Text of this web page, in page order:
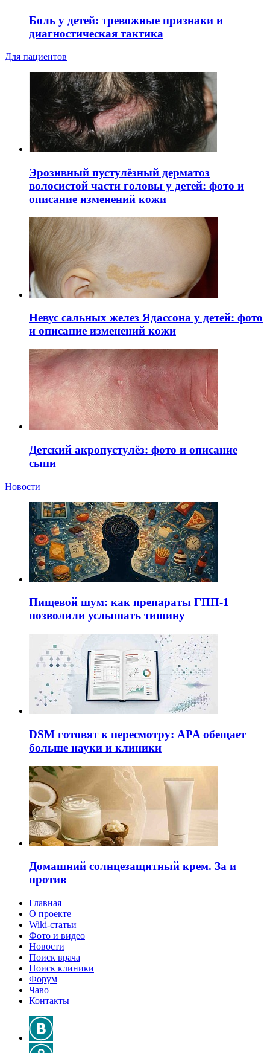
Боль у детей: тревожные признаки и
диагностическая тактика
Для пациентов
Эрозивный пустулёзный дерматоз
волосистой части головы у детей: фото и
описание изменений кожи
Невус сальных желез Ядассона у детей: фото
и описание изменений кожи
Детский акропустулёз: фото и описание
сыпи
Новости
Пищевой шум: как препараты ГПП-1
позволили услышать тишину
DSM готовят к пересмотру: APA обещает
больше науки и клиники
Домашний солнцезащитный крем. За и
против
Главная
О проекте
Wiki-статьи
Фото и видео
Новости
Поиск врача
Поиск клиники
Форум
Чаво
Контакты